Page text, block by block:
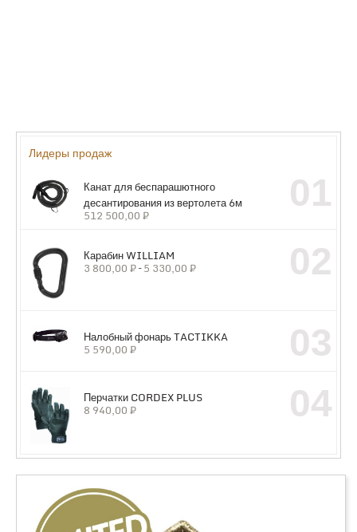
Лидеры продаж
Канат для беспарашютного
десантирования из вертолета 6м
512 500,00₽
01
Карабин WILLIAM
3 800,00₽–5 330,00₽ 02
Налобный фонарь TACTIKKA
5 590,00₽ 03
Перчатки CORDEX PLUS
8 940,00₽ 04